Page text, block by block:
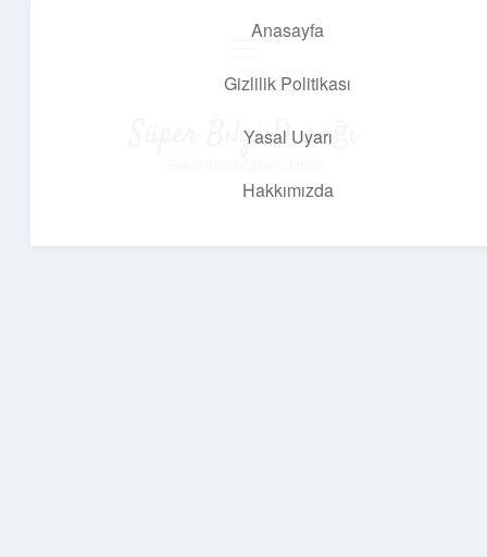
Anasayfa
Gizlilik Politikası
Yasal Uyarı
Hakkımızda
Süper Bilgi Durağı